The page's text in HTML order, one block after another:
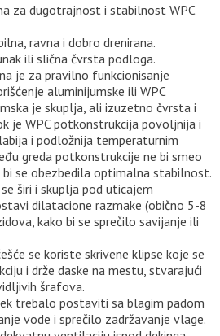
za dugotrajnost i stabilnost WPC
ravna i dobro drenirana.
ili slična čvrsta podloga.
je za pravilno funkcionisanje
aluminijumske ili WPC
je skuplja, ali izuzetno čvrsta i
je WPC potkonstrukcija povoljnija i
i podložnija temperaturnim
greda potkonstrukcije ne bi smeo
se obezbedila optimalna stabilnost.
se širi i skuplja pod uticajem
dilatacione razmake (obično 5-8
kako bi se sprečilo savijanje ili
se koriste skrivene klipse koje se
i drže daske na mestu, stvarajući
šrafova.
trebalo postaviti sa blagim padom
vode i sprečilo zadržavanje vlage.